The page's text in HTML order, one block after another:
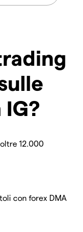
12.000
con forex DMA